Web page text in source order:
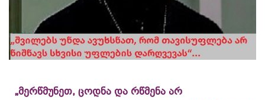
„მერწმუნეთ, ცოდნა და რწმენა არ